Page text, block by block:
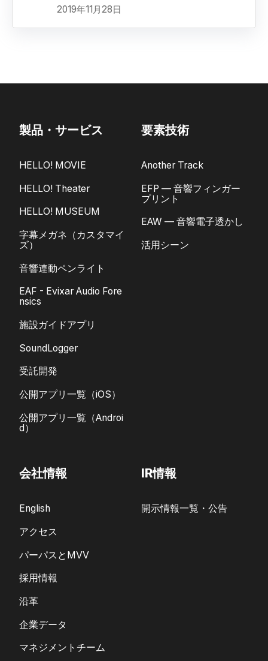
2019年11月28日
製品・サービス
HELLO! MOVIE
HELLO! Theater
HELLO! MUSEUM
字幕メガネ（カスタマイ
ズ）
音響連動ペンライト
EAF - Evixar Audio Fore
nsics
施設ガイドアプリ
SoundLogger
受託開発
公開アプリ一覧（iOS）
公開アプリ一覧（Androi
d）
要素技術
Another Track
EFP — 音響フィンガー
プリント
EAW — 音響電子透かし
活用シーン
会社情報
English
アクセス
パーパスとMVV
採用情報
沿革
企業データ
マネジメントチーム
IR情報
開示情報一覧・公告